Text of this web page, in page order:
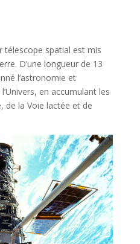
télescope spatial est mis
D’une longueur de 13
l’astronomie et
en accumulant les
de la Voie lactée et de